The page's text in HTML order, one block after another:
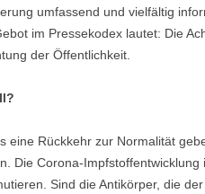
umfassend und vielfältig
im Pressekodex lautet: Die
der Öffentlichkeit.
eine Rückkehr zur Normalität
Die Corona-
Sind die Antikörper, die